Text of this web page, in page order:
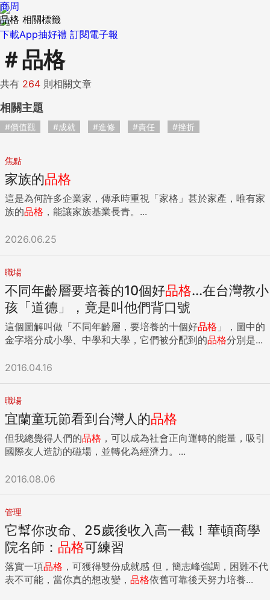
下載App抽好禮 訂閱電子報
商周
品格 相關標籤
＃品格
共有 264 則相關文章
相關主題
#價值觀 #成就 #進修 #責任 #挫折
焦點
家族的品格
這是為何許多企業家，傳承時重視「家格」甚於家產，唯有家
族的品格 ，能讓家族基業長青。...
2026.06.25
職場
不同年齡層要培養的10個好品格...在台灣教小
孩「道德」，竟是叫他們背口號
這個圖解叫做「不同年齡層，要培養的十個好品格 」，圖中的
金字塔分成小學、中學和大學，它們被分配到的品格分別是...
2016.04.16
職場
宜蘭童玩節看到台灣人的品格
但我總覺得人們的品格 ，可以成為社會正向運轉的能量，吸引
國際友人造訪的磁場，並轉化為經濟力。...
2016.08.06
管理
它幫你改命、25歲後收入高一截！華頓商學
院名師： 品格可練習
落實一項品格 ，可獲得雙份成就感 但，簡志峰強調，困難不代
表不可能，當你真的想改變， 品格依舊可靠後天努力培養...